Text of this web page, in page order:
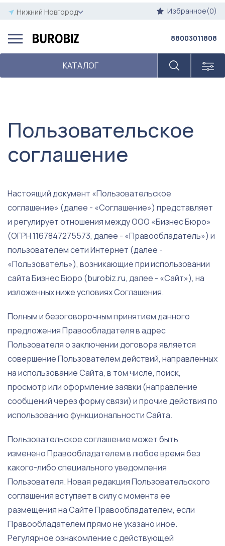
Нижний Новгород Избранное(0)
КАТАЛОГ
88003011808
Пользовательское
соглашение
Настоящий документ «Пользовательское
соглашение» (далее - «Соглашение») представляет
и регулирует отношения между ООО «Бизнес Бюро»
(ОГРН 1167847275573, далее - «Правообладатель») и
пользователем сети Интернет (далее -
«Пользователь»), возникающие при использовании
сайта Бизнес Бюро (burobiz.ru, далее - «Сайт»), на
изложенных ниже условиях Соглашения.
Полным и безоговорочным принятием данного
предложения Правообладателя в адрес
Пользователя о заключении договора является
совершение Пользователем действий, направленных
на использование Сайта, в том числе, поиск,
просмотр или оформление заявки (направление
сообщений через форму связи) и прочие действия по
использованию функциональности Сайта.
Пользовательское соглашение может быть
изменено Правообладателем в любое время без
какого-либо специального уведомления
Пользователя. Новая редакция Пользовательского
соглашения вступает в силу с момента ее
размещения на Сайте Правообладателем, если
Правообладателем прямо не указано иное.
Регулярное ознакомление с действующей